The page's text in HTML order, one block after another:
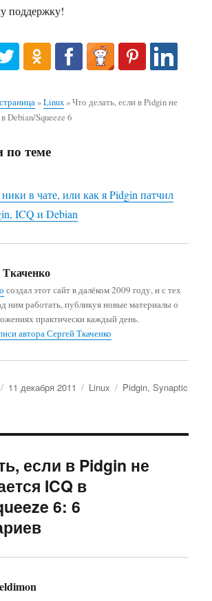
поддержку!
»Linux»Что делать, если в Pidgin не
Debian/Squeeze 6
теме
в чате, или как я Pidgin патчил
ICQ и Debian
создал этот сайт в далёком 2009 году, и с тех
ним работать, публикуя новые материалы о
практически каждый день.
автора Сергей Ткаченко
Опубликовано
11 декабря 2011 Рубрики
Linux Метки
Pidgin,Synaptic
если в Pidgin не
ICQ в
6: 6